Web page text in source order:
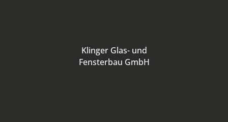
Klinger Glas- und
Fensterbau GmbH